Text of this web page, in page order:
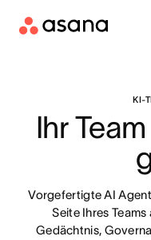
KI-
Ihr
Vorgefertigte AI
Seite Ihres
Gedächtnis,